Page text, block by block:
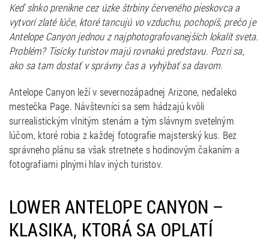
Keď slnko prenikne cez úzke štrbiny červeného pieskovca a
vytvorí zlaté lúče, ktoré tancujú vo vzduchu, pochopíš, prečo je
Antelope Canyon jednou z najphotografovanejších lokalít sveta.
Problém? Tisícky turistov majú rovnakú predstavu. Pozri sa,
ako sa tam dostať v správny čas a vyhýbať sa davom.
Antelope Canyon leží v severnozápadnej Arizone, neďaleko
mestečka Page. Návštevníci sa sem hádzajú kvôli
surrealistickým vlnitým stenám a tým slávnym svetelným
lúčom, ktoré robia z každej fotografie majsterský kus. Bez
správneho plánu sa však stretnete s hodinovým čakaním a
fotografiami plnými hlav iných turistov.
LOWER ANTELOPE CANYON –
KLASIKA, KTORÁ SA OPLATÍ